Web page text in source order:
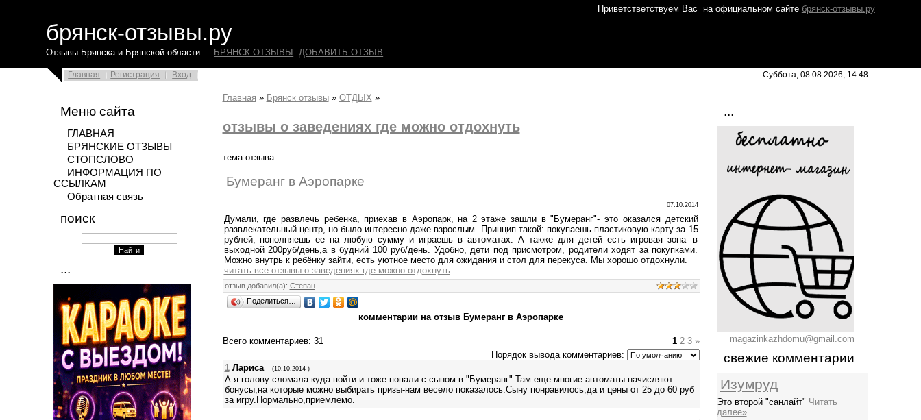
Приветстветствуем Вас на официальном сайте брянск-отзывы.ру
брянск-отзывы.ру
Отзывы Брянска и Брянской области. БРЯНСК ОТЗЫВЫ ДОБАВИТЬ ОТЗЫВ
Главная Регистрация Вход Суббота, 08.08.2026, 14:48
Меню сайта
ГЛАВНАЯ
БРЯНСКИЕ ОТЗЫВЫ
СТОПСЛОВО
ИНФОРМАЦИЯ ПО
ССЫЛКАМ
Обратная связь
поиск
...
Главная » Брянск отзывы» ОТДЫХ »
отзывы о заведениях где можно отдохнуть
тема отзыва:
Бумеранг в Аэропарке
07.10.2014
Думали, где развлечь ребенка, приехав в Аэропарк, на 2 этаже зашли в "Бумеранг"- это оказался детский
развлекательный центр, но было интересно даже взрослым. Принцип такой: покупаешь пластиковую карту за 15
рублей, пополняешь ее на любую сумму и играешь в автоматах. А также для детей есть игровая зона- в
выходной 200руб/день,а в будний 100 руб/день. Удобно, дети под присмотром, родители ходят за покупками.
Можно внутрь к ребёнку зайти, есть уютное место для ожидания и стол для перекуса. Мы хорошо отдохнули.
читать все отзывы о заведениях где можно отдохнуть
отзыв добавил(а): Степан
Поделиться…
комментарии на отзыв Бумеранг в Аэропарке
Всего комментариев: 31 1 2 3 »
Порядок вывода комментариев:
1 Лариса (10.10.2014 )
А я голову сломала куда пойти и тоже попали с сыном в "Бумеранг".Там еще многие автоматы начисляют
бонусы,на которые можно выбирать призы-нам весело показалось.Сыну понравилось,да и цены от 25 до 60 руб
за игру.Нормально,приемлемо.
...
magazinkazhdomu@gmail.com
свежие комментарии
Изумруд
Это второй "санлайт" Читать
далее»